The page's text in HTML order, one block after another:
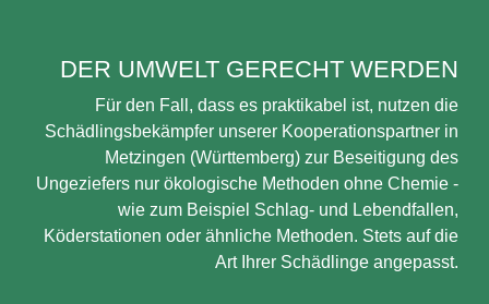
DER UMWELT GERECHT WERDEN
Für den Fall, dass es praktikabel ist, nutzen die
Schädlingsbekämpfer unserer Kooperationspartner in
Metzingen (Württemberg) zur Beseitigung des
Ungeziefers nur ökologische Methoden ohne Chemie -
wie zum Beispiel Schlag- und Lebendfallen,
Köderstationen oder ähnliche Methoden. Stets auf die
Art Ihrer Schädlinge angepasst.